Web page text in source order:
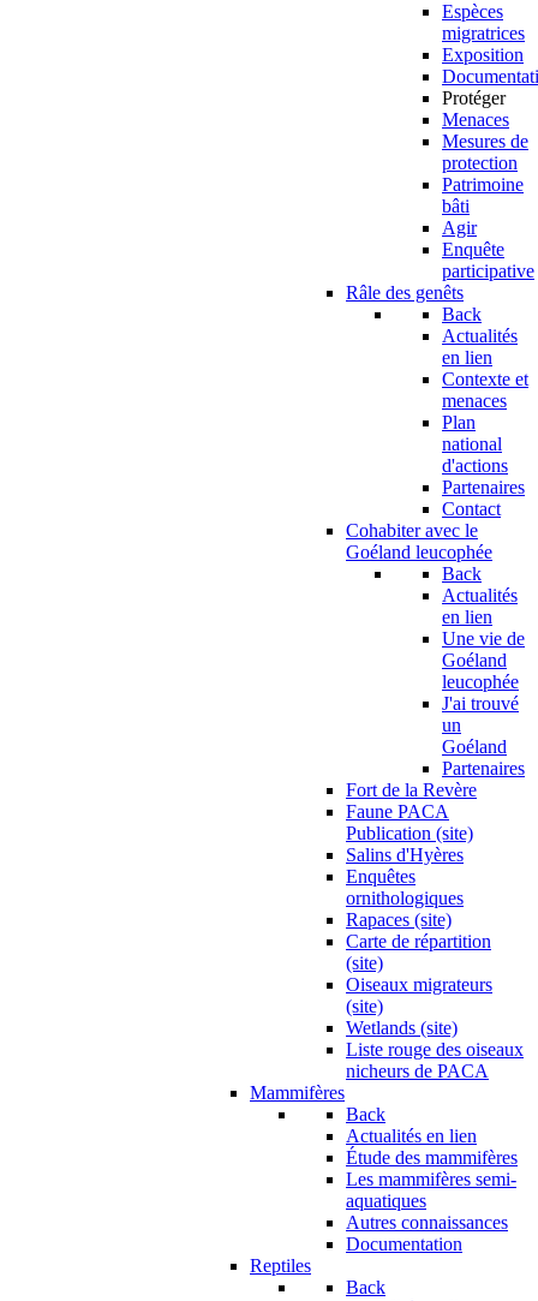
Espèces
migratrices
Exposition
Protéger
Menaces
Mesures de
protection
Patrimoine
bâti
Agir
Enquête
participative
Râle des genêts
Back
Actualités
en lien
Contexte et
menaces
Plan
national
d'actions
Partenaires
Contact
Cohabiter avec le
Goéland leucophée
Back
Actualités
en lien
Une vie de
Goéland
leucophée
J'ai trouvé
un
Goéland
Partenaires
Fort de la Revère
Faune PACA
Publication (site)
Salins d'Hyères
Enquêtes
ornithologiques
Rapaces (site)
Carte de répartition
(site)
Oiseaux migrateurs
(site)
Wetlands (site)
Liste rouge des oiseaux
nicheurs de PACA
Mammifères
Back
Actualités en lien
Étude des mammifères
Les mammifères semi-
aquatiques
Autres connaissances
Documentation
Reptiles
Back